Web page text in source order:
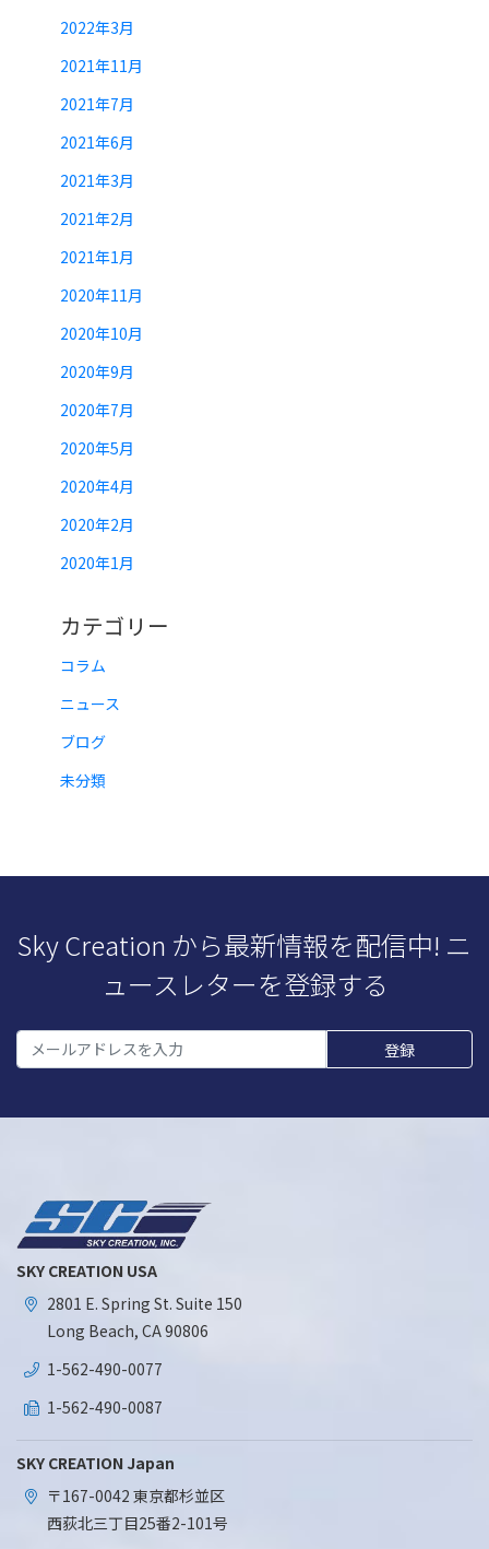
2022年3月
2021年11月
2021年7月
2021年6月
2021年3月
2021年2月
2021年1月
2020年11月
2020年10月
2020年9月
2020年7月
2020年5月
2020年4月
2020年2月
2020年1月
カテゴリー
コラム
ニュース
ブログ
未分類
Sky Creation から最新情報を配信中! ニ
ュースレターを登録する
SKY CREATION USA
2801 E. Spring St. Suite 150
Long Beach, CA 90806
1-562-490-0077
1-562-490-0087
SKY CREATION Japan
〒167-0042 東京都杉並区
西荻北三丁目25番2-101号